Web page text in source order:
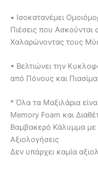
• Ισοκατανέμει
Πιέσεις που
Χαλαρώνοντας τους
• Βελτιώνει την
από Πόνους και
* Όλα τα Μαξιλάρια
Memory Foam και
Βαμβακερό Κάλυμμα
Αξιολογήσεις
Δεν υπάρχει καμία